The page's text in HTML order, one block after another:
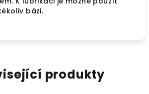
bázi.
produkty